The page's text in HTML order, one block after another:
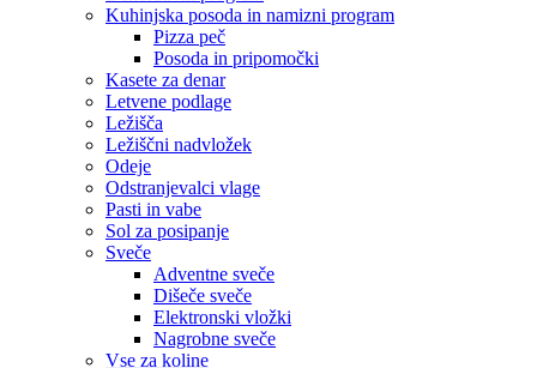
Kuhinjska posoda in namizni program
Pizza peč
Posoda in pripomočki
Kasete za denar
Letvene podlage
Ležišča
Ležiščni nadvložek
Odeje
Odstranjevalci vlage
Pasti in vabe
Sol za posipanje
Sveče
Adventne sveče
Dišeče sveče
Elektronski vložki
Nagrobne sveče
Vse za koline